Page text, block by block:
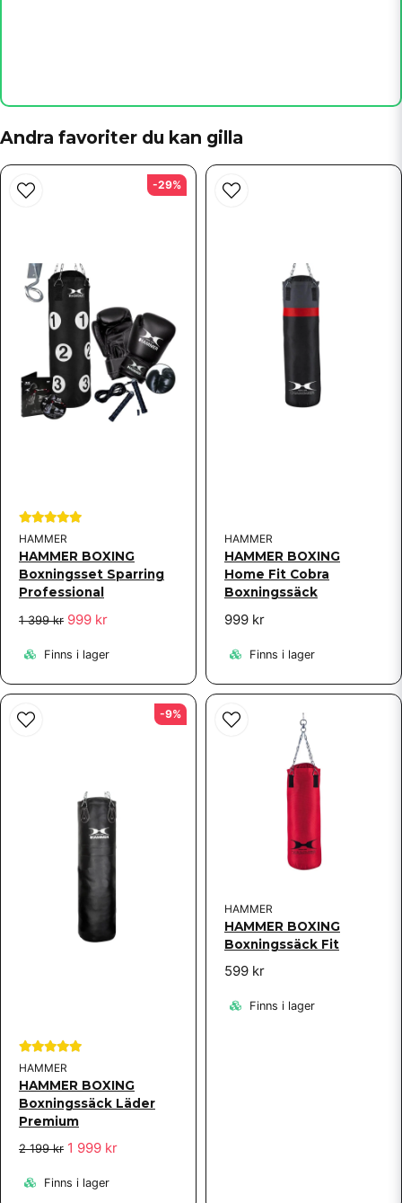
Skicka fråga
Andra favoriter du kan gilla
HAMMER
HAMMER BOXING
Boxningsset Sparring
Professional
1 399 kr 999 kr
Finns i lager
-29%
HAMMER
HAMMER BOXING
Home Fit Cobra
Boxningssäck
999 kr
Finns i lager
HAMMER
HAMMER BOXING
Boxningssäck Läder
Premium
2 199 kr 1 999 kr
Finns i lager
-9%
HAMMER
HAMMER BOXING
Boxningssäck Fit
599 kr
Finns i lager